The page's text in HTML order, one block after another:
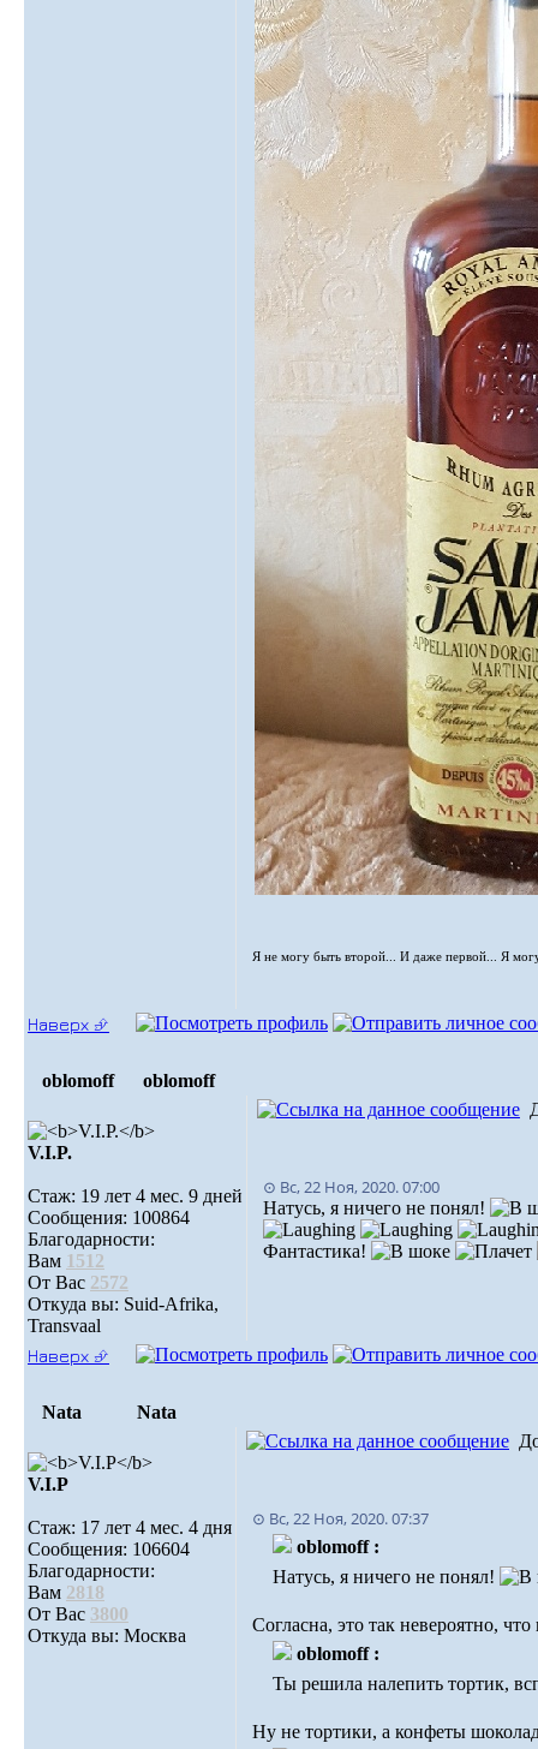
Я не могу быть второй... И даже первой... Я
Наверх ⮵
oblomoff oblomoff
V.I.P.
Стаж: 19 лет 4 мес. 9 дней
Сообщения: 100864
Благодарности:
Вам 1512
От Вас 2572
Откуда вы: Suid-Afrika,
Transvaal
⊙ Вс, 22 Ноя, 2020. 07:00
Натусь, я ничего не понял!
Фантастика!
Наверх ⮵
Nata Nata
V.I.Р
Стаж: 17 лет 4 мес. 4 дня
Сообщения: 106604
Благодарности:
Вам 2818
От Вас 3800
Откуда вы: Москва
⊙ Вс, 22 Ноя, 2020. 07:37
oblomoff :
Натусь, я ничего не понял!
Согласна, это так невероятно,
oblomoff :
Ты решила налепить тортик,
Ну не тортики, а конфеты